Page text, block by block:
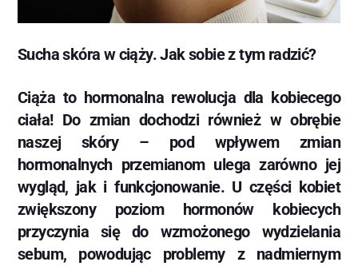
Sucha skóra w ciąży. Jak sobie z tym radzić?
Ciąża to hormonalna rewolucja dla kobiecego
ciała! Do zmian dochodzi również w obrębie
naszej skóry – pod wpływem zmian
hormonalnych przemianom ulega zarówno jej
wygląd, jak i funkcjonowanie. U części kobiet
zwiększony poziom hormonów kobiecych
przyczynia się do wzmożonego wydzielania
sebum, powodując problemy z nadmiernym